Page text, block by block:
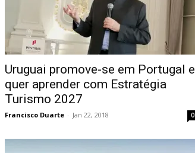
Uruguai promove-se em Portugal e
quer aprender com Estratégia
Turismo 2027
Francisco Duarte - Jan 22, 2018 0